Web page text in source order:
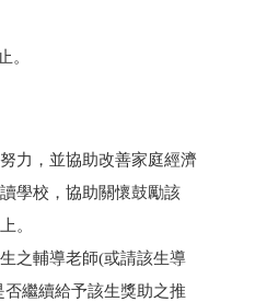
。
力，並協助改善家庭經濟
學校，協助關懷鼓勵該
。
之輔導老師(或請該生導
繼續給予該生獎助之推